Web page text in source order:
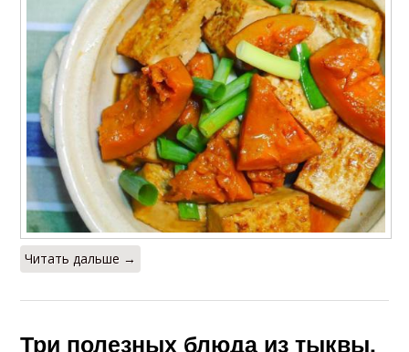
Читать дальше →
Три полезных блюда из тыквы.